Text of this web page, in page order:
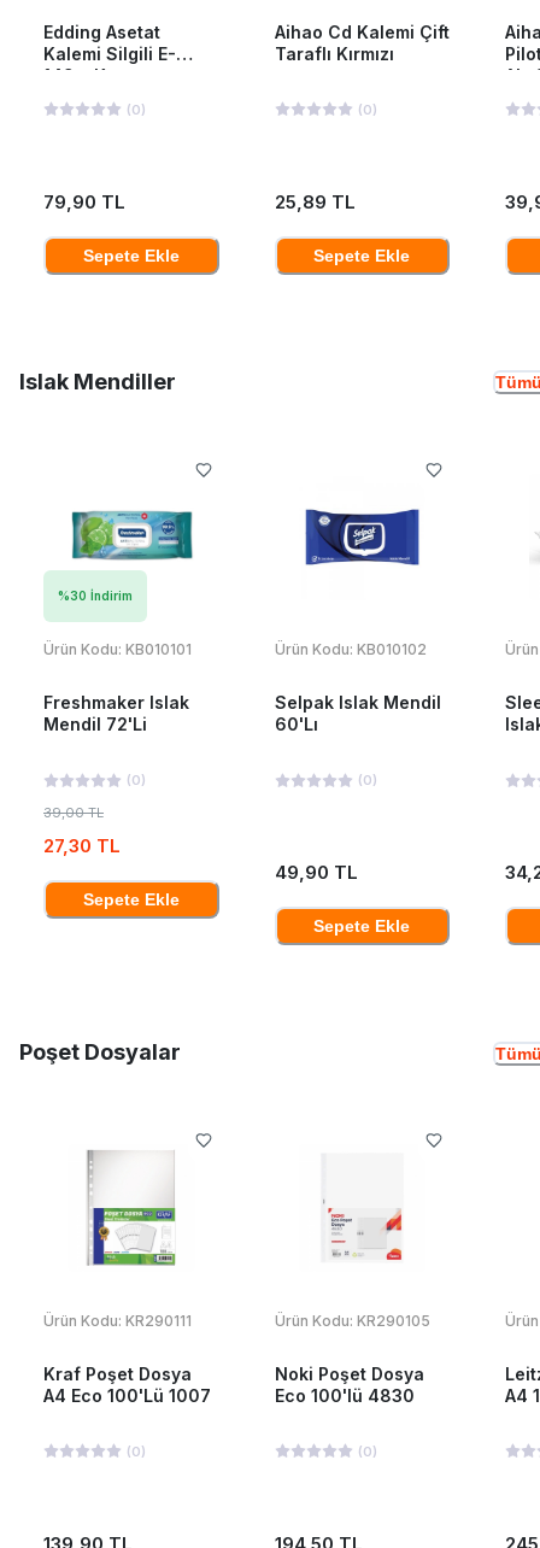
Edding Asetat
Kalemi Silgili E-
149m Kırmızı
(0)
79,90 TL
Sepete Ekle
Aihao Cd Kalemi Çift
Taraflı Kırmızı
(0)
25,89 TL
Sepete Ekle
Islak Mendiller
%30 İndirim
Ürün Kodu: KB010101
Freshmaker Islak
Mendil 72'Li
(0)
39,00 TL
27,30 TL
Sepete Ekle
Ürün Kodu: KB010102
Selpak Islak Mendil
60'Lı
(0)
49,90 TL
Sepete Ekle
Poşet Dosyalar
Ürün Kodu: KR290111
Kraf Poşet Dosya
A4 Eco 100'Lü 1007
(0)
Ürün Kodu: KR290105
Noki Poşet Dosya
Eco 100'lü 4830
(0)
A4